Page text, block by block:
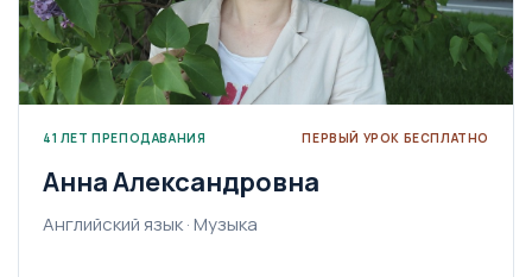
41 ЛЕТ ПРЕПОДАВАНИЯ ПЕРВЫЙ УРОК БЕСПЛАТНО
Анна Александровна
Английский язык · Музыка